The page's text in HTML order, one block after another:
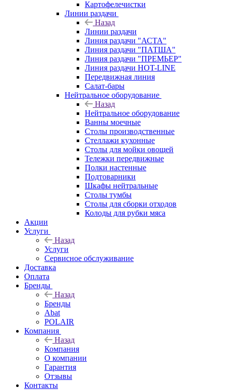
Картофелечистки
Линии раздачи
Назад
Линии раздачи
Линия раздачи "АСТА"
Линия раздачи "ПАТША"
Линия раздачи "ПРЕМЬЕР"
Линия раздачи HOT-LINE
Передвижная линия
Салат-бары
Нейтральное оборудование
Назад
Нейтральное оборудование
Ванны моечные
Столы производственные
Стеллажи кухонные
Столы для мойки овощей
Тележки передвижные
Полки настенные
Подтоварники
Шкафы нейтральные
Столы тумбы
Столы для сборки отходов
Колоды для рубки мяса
Акции
Услуги
Назад
Услуги
Сервисное обслуживание
Доставка
Оплата
Бренды
Назад
Бренды
Abat
POLAIR
Компания
Назад
Компания
О компании
Гарантия
Отзывы
Контакты